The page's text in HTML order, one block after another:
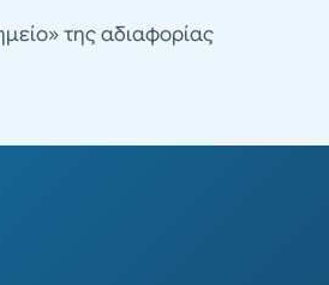
της αδιαφορίας